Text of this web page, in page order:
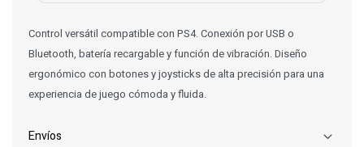
Control versátil compatible con PS4. Conexión por USB o
Bluetooth, batería recargable y función de vibración. Diseño
ergonómico con botones y joysticks de alta precisión para una
experiencia de juego cómoda y fluida.
Envíos